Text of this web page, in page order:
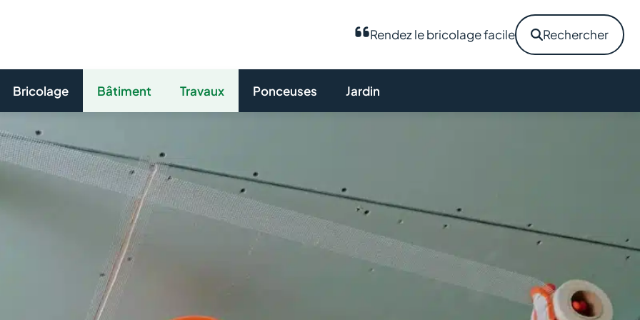
Rendez le bricolage facile Rechercher
Bricolage Bâtiment Travaux Ponceuses Jardin